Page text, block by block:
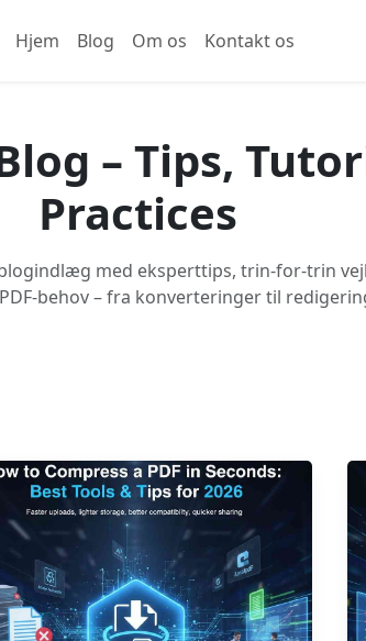
Hjem Blog Om os Kontakt os
– Tips,
Practices
med eksperttips, trin-for-trin
behov – fra konverteringer til